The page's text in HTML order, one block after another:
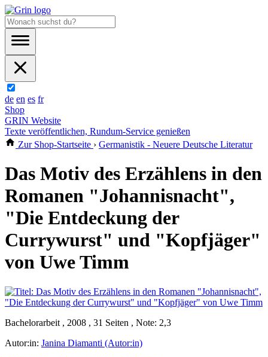
de en es fr
Shop
GRIN Website
Texte veröffentlichen, Rundum-Service genießen
Zur Shop-Startseite › Germanistik - Neuere Deutsche Literatur
Das Motiv des Erzählens in den
Romanen "Johannisnacht",
"Die Entdeckung der
Currywurst" und "Kopfjäger"
von Uwe Timm
Bachelorarbeit , 2008 , 31 Seiten , Note: 2,3
Autor:in: Janina Diamanti (Autor:in)